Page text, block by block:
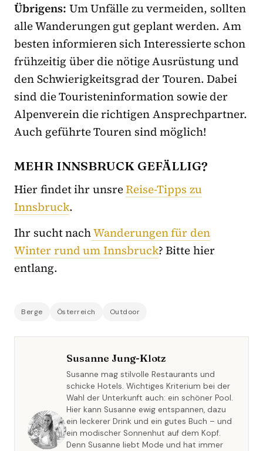
Übrigens: Um Unfälle zu vermeiden, sollten
alle Wanderungen gut geplant werden. Am
besten informieren sich Interessierte schon
frühzeitig über die nötige Ausrüstung und
den Schwierigkeitsgrad der Touren. Dabei
sind die Touristeninformation sowie der
Alpenverein die richtigen Ansprechpartner.
Auch geführte Touren sind möglich!
MEHR INNSBRUCK GEFÄLLIG?
Hier findet ihr unsreReise-Tipps zu
Innsbruck.
Ihr sucht nachWanderungen für den
Winter rund um Innsbruck? Bitte hier
entlang.
Berge Österreich Outdoor
Susanne Jung-Klotz
Susanne mag stilvolle Restaurants und
schicke Hotels. Wichtiges Kriterium bei der
Wahl der Unterkunft auch: ein schöner Pool.
Hier kann Susanne ewig entspannen, dazu
ein leckerer Drink und ein gutes Buch – und
ein modischer Sonnenhut auf dem Kopf.
Denn Susanne liebt Mode und hat immer